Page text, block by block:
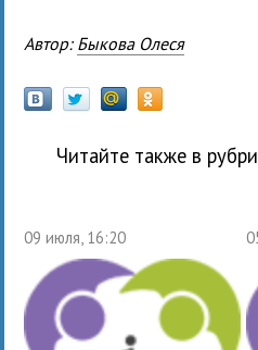
Автор: Быкова Олеся
Читайте также в
09 июля, 16:20